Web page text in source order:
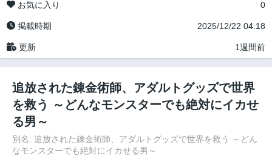
お気に入り 0
掲載時期 2025/12/22 04:18
更新 1週間前
追放された錬金術師、アダルトグッズで世界
を救う ～どんなモンスターでも絶対にイカせ
る男～
別名: 追放された錬金術師、アダルトグッズで世界を救う ～どん
なモンスターでも絶対にイカせる男～